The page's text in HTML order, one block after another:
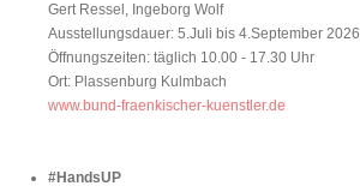
Gert Ressel, Ingeborg Wolf
Ausstellungsdauer: 5.Juli bis 4.September 2026
Öffnungszeiten: täglich 10.00 - 17.30 Uhr
Ort: Plassenburg Kulmbach
www.bund-fraenkischer-kuenstler.de
#HandsUP